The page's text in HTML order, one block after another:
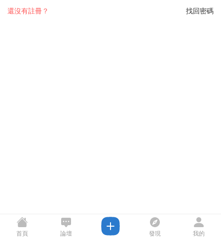
找回密碼
還沒有註冊？
首頁 論壇 發現 我的